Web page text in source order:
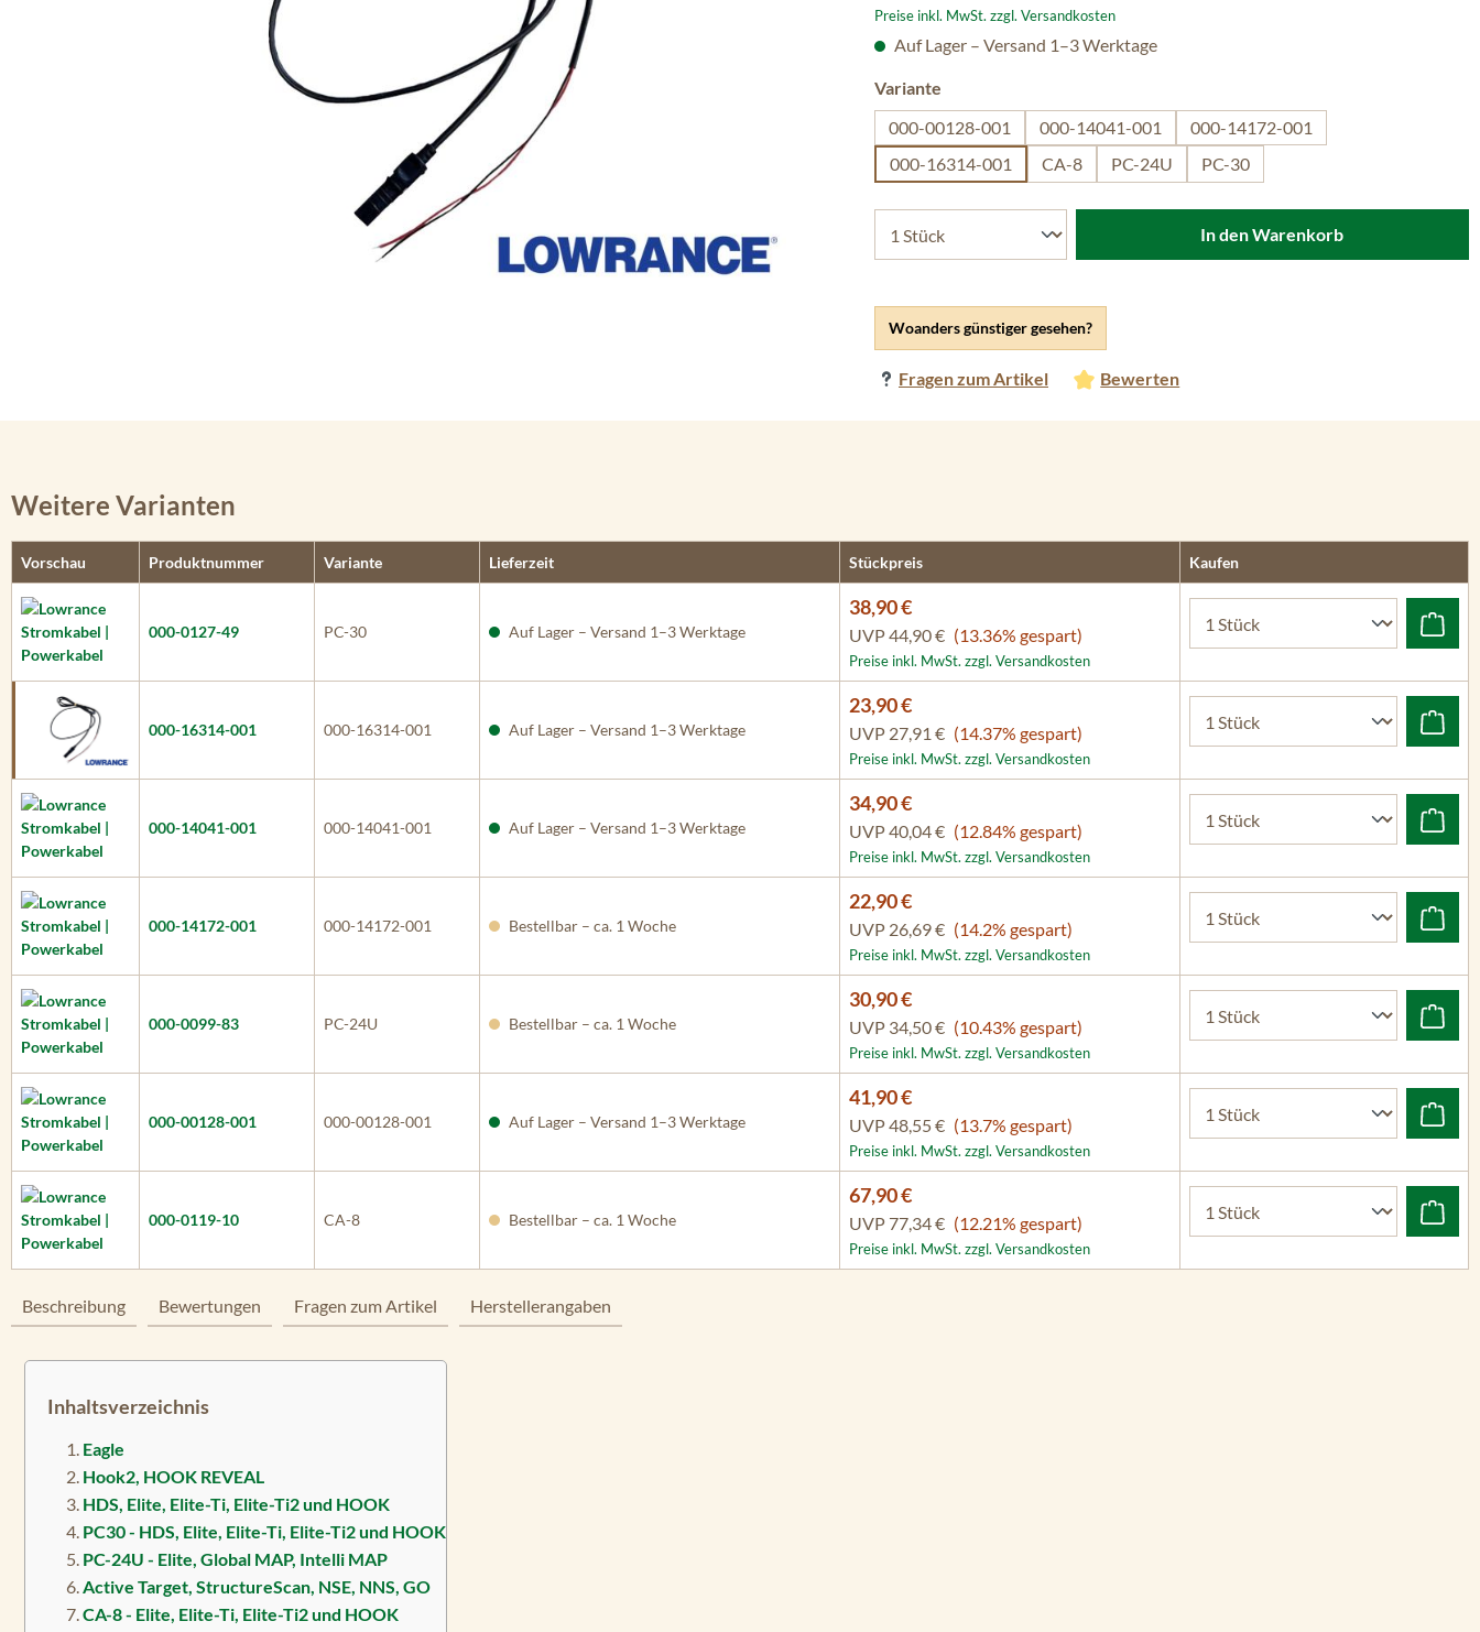
Preise inkl. MwSt. zzgl. Versandkosten
Woanders günstiger gesehen?
Fragen zum Artikel Bewerten
Auf Lager – Versand 1–3 Werktage
Variante
000-00128-001
000-14041-001
000-14172-001
000-16314-001
CA-8 PC-24U PC-30
In den Warenkorb
Weitere Varianten
Vorschau Produktnummer Variante Lieferzeit Stückpreis Kaufen
000-0127-49 PC-30 Auf Lager – Versand 1–3 Werktage
38,90 €
UVP44,90 € (13.36% gespart)
Preise inkl. MwSt. zzgl. Versandkosten
000-16314-001 000-16314-001 Auf Lager – Versand 1–3 Werktage
23,90 €
UVP 27,91 € (14.37% gespart)
Preise inkl. MwSt. zzgl. Versandkosten
000-14041-001 000-14041-001 Auf Lager – Versand 1–3 Werktage
34,90 €
UVP40,04 € (12.84% gespart)
Preise inkl. MwSt. zzgl. Versandkosten
000-14172-001 000-14172-001 Bestellbar – ca. 1 Woche
22,90 €
UVP 26,69 € (14.2% gespart)
Preise inkl. MwSt. zzgl. Versandkosten
000-0099-83 PC-24U Bestellbar – ca. 1 Woche
30,90 €
UVP 34,50 € (10.43% gespart)
Preise inkl. MwSt. zzgl. Versandkosten
000-00128-001 000-00128-001 Auf Lager – Versand 1–3 Werktage
41,90 €
UVP48,55 € (13.7% gespart)
Preise inkl. MwSt. zzgl. Versandkosten
000-0119-10 CA-8 Bestellbar – ca. 1 Woche
67,90 €
UVP 77,34 € (12.21% gespart)
Preise inkl. MwSt. zzgl. Versandkosten
Beschreibung Bewertungen Fragen zum Artikel Herstellerangaben
Inhaltsverzeichnis
Eagle
Hook2, HOOK REVEAL
HDS, Elite, Elite-Ti, Elite-Ti2 und HOOK
PC30 - HDS, Elite, Elite-Ti, Elite-Ti2 und HOOK
PC-24U - Elite, Global MAP, Intelli MAP
Active Target, StructureScan, NSE, NNS, GO
CA-8 - Elite, Elite-Ti, Elite-Ti2 und HOOK